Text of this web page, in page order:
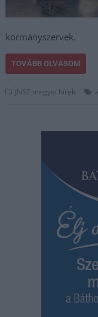
kormányszervek.
TOVÁBB OLVASOM
JNSZ megyei hírek